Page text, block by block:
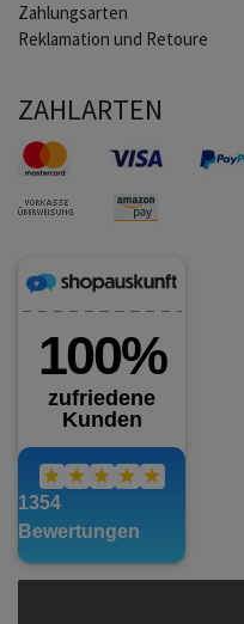
Zahlungsarten
Reklamation und Retoure
ZAHLARTEN